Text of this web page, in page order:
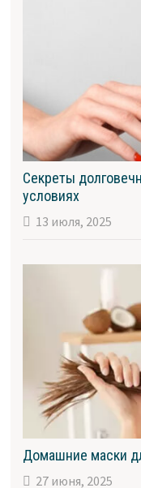
Секреты
условиях
13 июля, 2025
Домашние маски
27 июня, 2025